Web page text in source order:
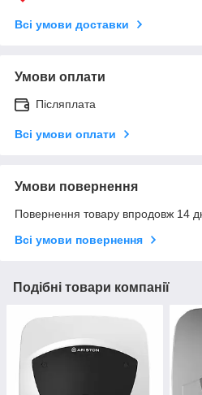
Всі умови доставки
Умови оплати
Післяплата
Всі умови оплати
Умови повернення
Повернення товару впродовж 14
Всі умови повернення
Подібні товари компанії